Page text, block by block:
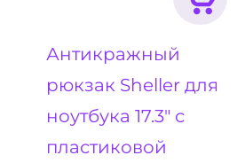
Антикражный
рюкзак Sheller для
ноутбука 17.3" с
пластиковой